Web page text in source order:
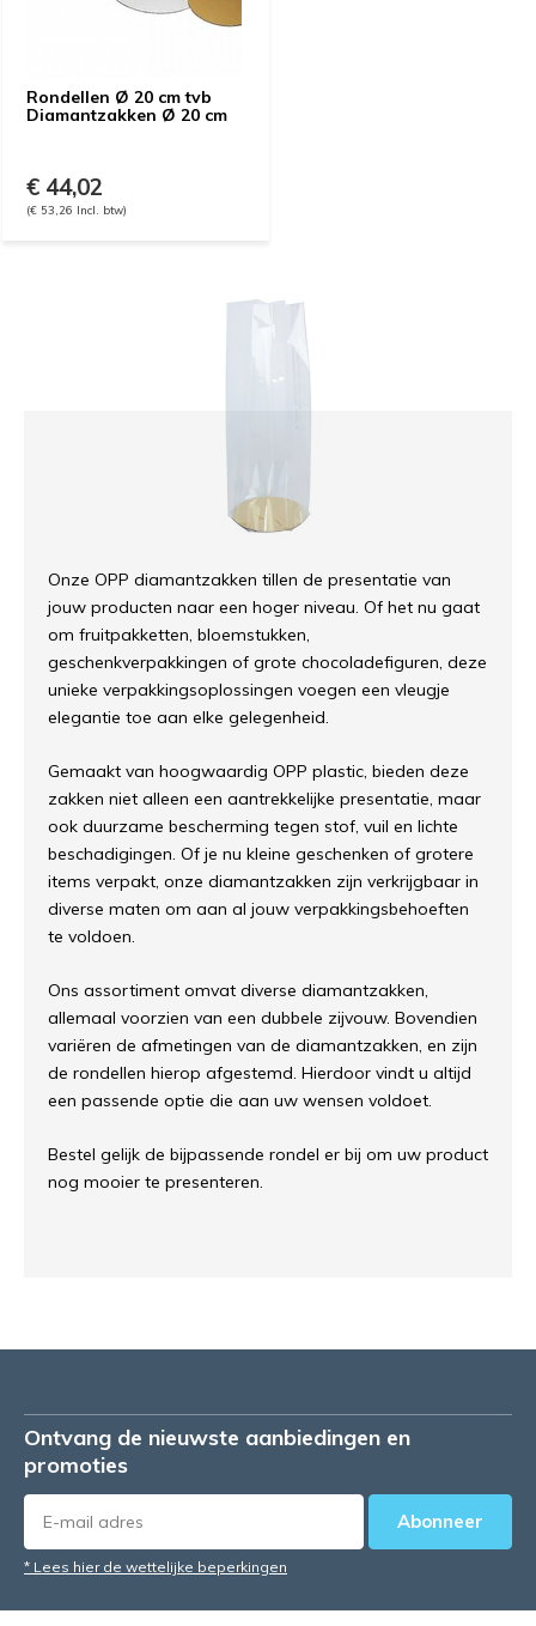
Rondellen Ø 20 cm tvb
Diamantzakken Ø 20 cm
€ 44,02
(€ 53,26 Incl. btw)
Onze OPP diamantzakken tillen de presentatie van
jouw producten naar een hoger niveau. Of het nu gaat
om fruitpakketten, bloemstukken,
geschenkverpakkingen of grote chocoladefiguren, deze
unieke verpakkingsoplossingen voegen een vleugje
elegantie toe aan elke gelegenheid.
Gemaakt van hoogwaardig OPP plastic, bieden deze
zakken niet alleen een aantrekkelijke presentatie, maar
ook duurzame bescherming tegen stof, vuil en lichte
beschadigingen. Of je nu kleine geschenken of grotere
items verpakt, onze diamantzakken zijn verkrijgbaar in
diverse maten om aan al jouw verpakkingsbehoeften
te voldoen.
Ons assortiment omvat diverse diamantzakken,
allemaal voorzien van een dubbele zijvouw. Bovendien
variëren de afmetingen van de diamantzakken, en zijn
de rondellen hierop afgestemd. Hierdoor vindt u altijd
een passende optie die aan uw wensen voldoet.
Bestel gelijk de bijpassende rondel er bij om uw product
nog mooier te presenteren.
Ontvang de nieuwste aanbiedingen en
promoties
Abonneer
* Lees hier de wettelijke beperkingen